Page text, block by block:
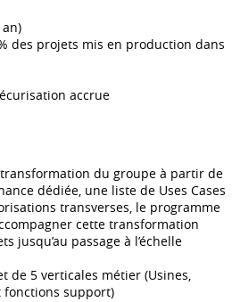
des projets mis en production dans
accrue
du groupe à partir de
dédiée, une liste de Uses Cases
transverses, le programme
cette transformation
jusqu’au passage à l’échelle
de 5 verticales métier (Usines,
fonctions support)